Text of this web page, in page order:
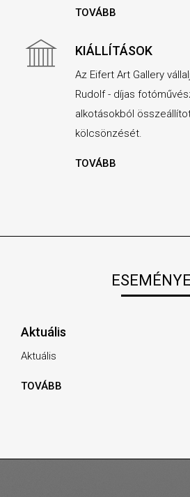
TOVÁBB
KIÁLLÍTÁSOK
Az Eifert Art Gallery
Rudolf - díjas
alkotásokból
kölcsönzését.
TOVÁBB
Aktuális
Aktuális
TOVÁBB